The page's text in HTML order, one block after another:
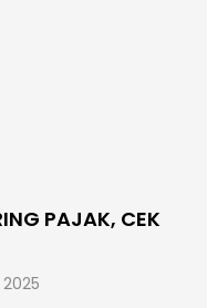
PAJAK, CEK